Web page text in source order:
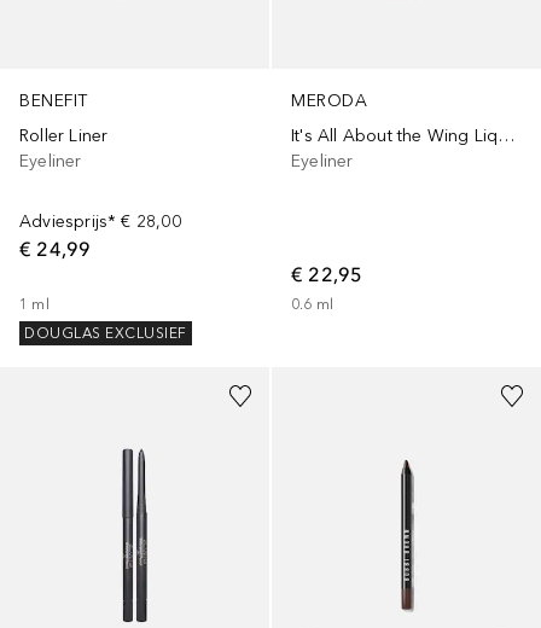
BENEFIT
Roller Liner
Eyeliner
Adviesprijs* € 28,00
€ 24,99
1 ml
DOUGLAS EXCLUSIEF
MERODA
It's All About the Wing Liquid Waterproof
Eyeliner
€ 22,95
0.6 ml
+3